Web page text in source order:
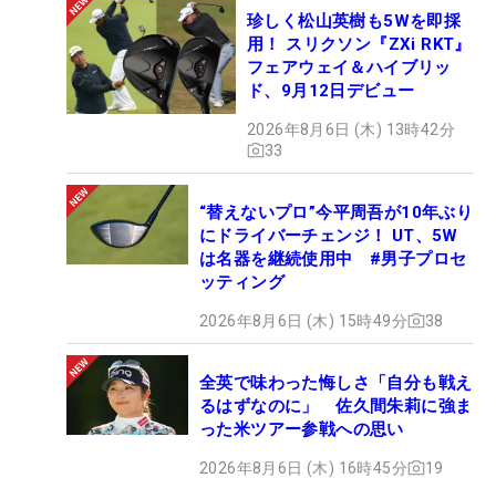
珍しく松山英樹も5Wを即採
用！ スリクソン『ZXi RKT』
フェアウェイ＆ハイブリッ
ド、9月12日デビュー
2026年8月6日 (木) 13時42分
33
“替えないプロ”今平周吾が10年ぶり
にドライバーチェンジ！ UT、5W
は名器を継続使用中 #男子プロセ
ッティング
2026年8月6日 (木) 15時49分 38
全英で味わった悔しさ「自分も戦え
るはずなのに」 佐久間朱莉に強ま
った米ツアー参戦への思い
2026年8月6日 (木) 16時45分 19